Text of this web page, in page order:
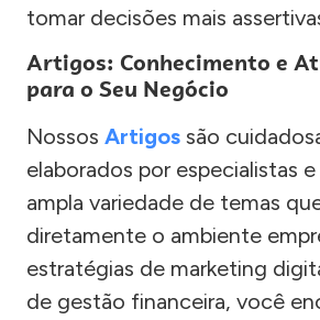
tomar decisões mais
Artigos: Conhecimento e
para o Seu Negócio
Nossos Artigos são
elaborados por especialistas
ampla variedade de temas
diretamente o ambiente
estratégias de marketing
de gestão financeira, você